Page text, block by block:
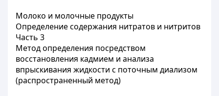
Молоко и молочные продукты
Определение содержания нитратов и нитритов
Часть 3
Метод определения посредством
восстановления кадмием и анализа
впрыскивания жидкости с поточным диализом
(распространенный метод)